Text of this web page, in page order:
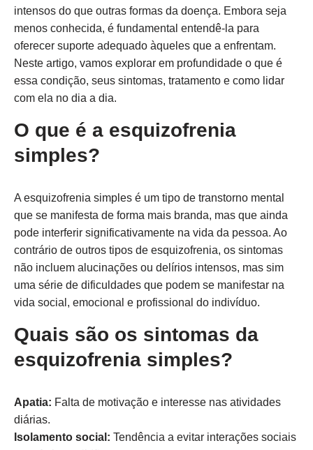
intensos do que outras formas da doença. Embora seja
menos conhecida, é fundamental entendê-la para
oferecer suporte adequado àqueles que a enfrentam.
Neste artigo, vamos explorar em profundidade o que é
essa condição, seus sintomas, tratamento e como lidar
com ela no dia a dia.
O que é a esquizofrenia
simples?
A esquizofrenia simples é um tipo de transtorno mental
que se manifesta de forma mais branda, mas que ainda
pode interferir significativamente na vida da pessoa. Ao
contrário de outros tipos de esquizofrenia, os sintomas
não incluem alucinações ou delírios intensos, mas sim
uma série de dificuldades que podem se manifestar na
vida social, emocional e profissional do indivíduo.
Quais são os sintomas da
esquizofrenia simples?
Apatia: Falta de motivação e interesse nas atividades
diárias.
Isolamento social: Tendência a evitar interações sociais